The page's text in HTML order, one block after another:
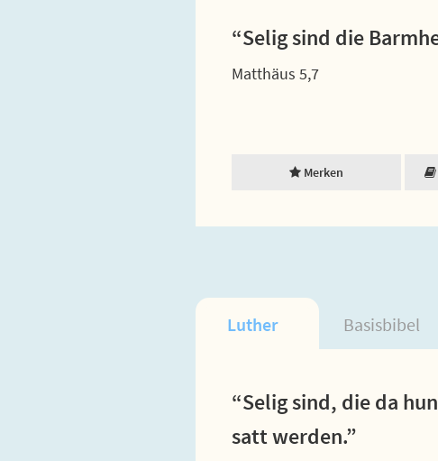
“Selig sind die
Matthäus 5,7
Merken
Luther Basisbibel
“Selig sind, die da
satt werden.”